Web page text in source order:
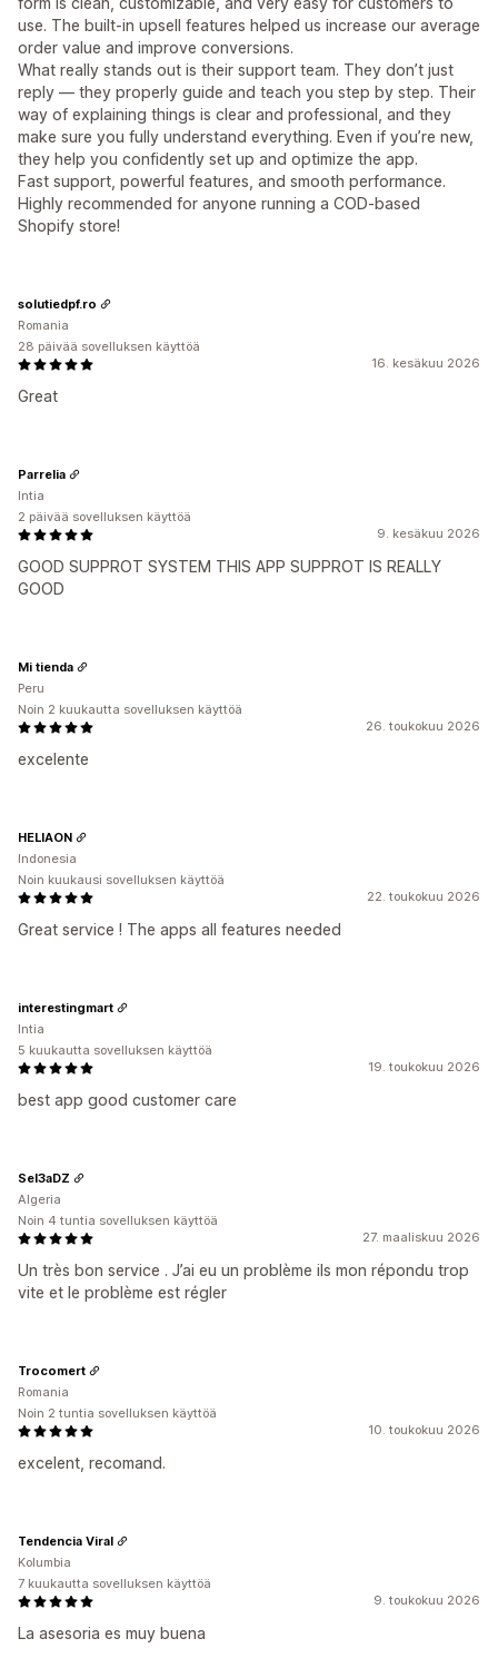
use. The built-in upsell features helped us increase our average
order value and improve conversions.
What really stands out is their support team. They don’t just
reply — they properly guide and teach you step by step. Their
way of explaining things is clear and professional, and they
make sure you fully understand everything. Even if you’re new,
they help you confidently set up and optimize the app.
Fast support, powerful features, and smooth performance.
Highly recommended for anyone running a COD-based
Shopify store!
16. kesäkuu 2026
Great
solutiedpf.ro
Romania
28 päivää sovelluksen käyttöä
9. kesäkuu 2026
GOOD SUPPROT SYSTEM THIS APP SUPPROT IS REALLY
GOOD
Parrelia
Intia
2 päivää sovelluksen käyttöä
26. toukokuu 2026
excelente
Mi tienda
Peru
Noin 2 kuukautta sovelluksen käyttöä
22. toukokuu 2026
Great service ! The apps all features needed
HELIAON
Indonesia
Noin kuukausi sovelluksen käyttöä
19. toukokuu 2026
best app good customer care
interestingmart
Intia
5 kuukautta sovelluksen käyttöä
27. maaliskuu 2026
Un très bon service . J’ai eu un problème ils mon répondu trop
vite et le problème est régler
Sel3aDZ
Algeria
Noin 4 tuntia sovelluksen käyttöä
10. toukokuu 2026
excelent, recomand.
Trocomert
Romania
Noin 2 tuntia sovelluksen käyttöä
9. toukokuu 2026
La asesoria es muy buena
Tendencia Viral
Kolumbia
7 kuukautta sovelluksen käyttöä